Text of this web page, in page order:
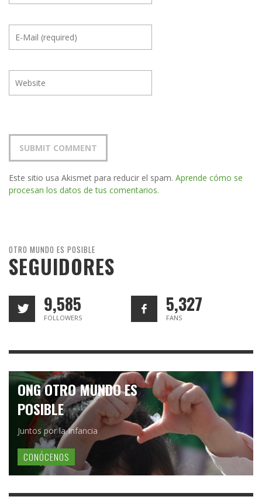
Este sitio usa Akismet para reducir el spam. Aprende cómo se
procesan los datos de tus comentarios.
OTRO MUNDO ES POSIBLE
SEGUIDORES
9,585
FOLLOWERS
5,327
FANS
ONG OTRO MUNDO ES
POSIBLE
Juntos por la Infancia
CONÓCENOS